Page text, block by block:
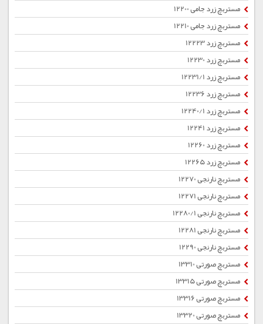
مستربچ زرد جامی 12200
مستربچ زرد جامی 12210
مستربچ زرد 12223
مستربچ زرد 12230
مستربچ زرد 12231/1
مستربچ زرد 12236
مستربچ زرد 12240/1
مستربچ زرد 12241
مستربچ زرد 12260
مستربچ زرد 12265
مستربچ نارنجی 12270
مستربچ نارنجی 12271
مستربچ نارنجی 12280/1
مستربچ نارنجی 12281
مستربچ نارنجی 12290
مستربچ صورتی 13310
مستربچ صورتی 13315
مستربچ صورتی 13316
مستربچ صورتی 13320